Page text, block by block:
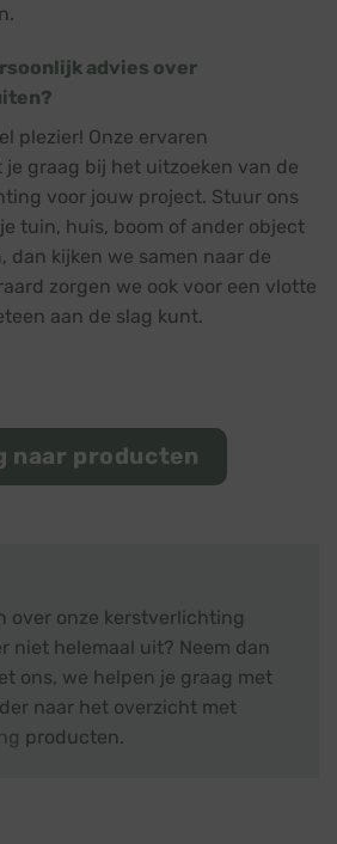
advies over
plezier! Onze ervaren
graag bij het uitzoeken van de
voor jouw project. Stuur ons
tuin, huis, boom of ander object
kijken we samen naar de
zorgen we ook voor een vlotte
aan de slag kunt.
naar producten
over onze kerstverlichting
niet helemaal uit? Neem dan
ons, we helpen je graag met
naar het overzicht met
producten.